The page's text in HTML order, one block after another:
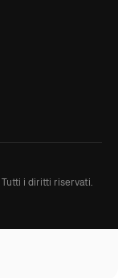
Tutti i diritti riservati.